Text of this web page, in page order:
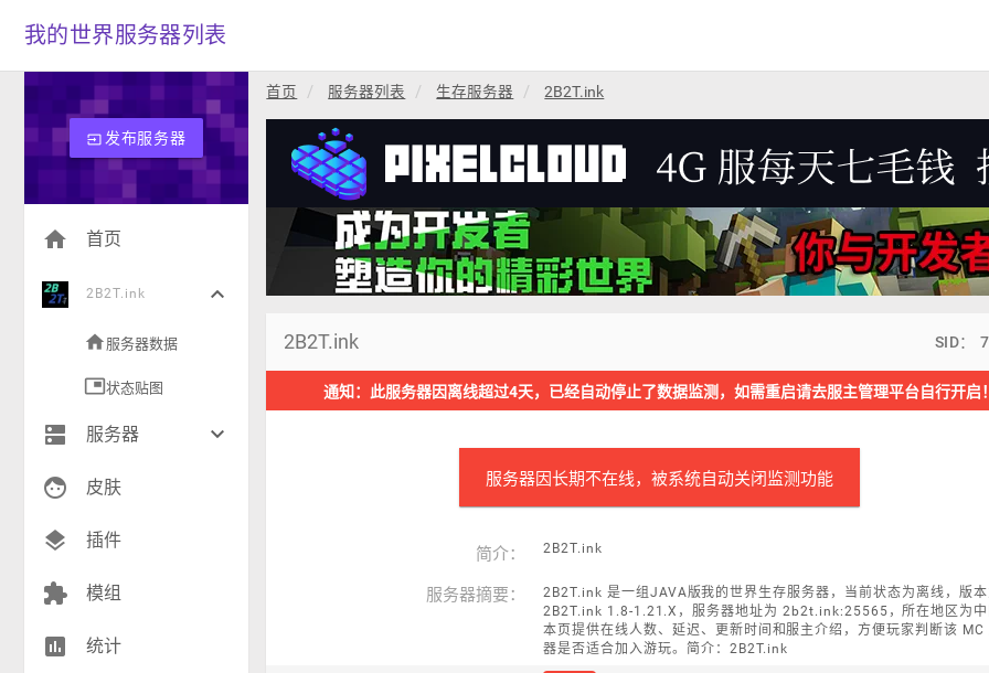
我的世界服务器列表
input发布服务器
home 首页
2B2T.ink keyboard_arrow_down
home 服务器数据
picture_in_picture状态贴图
dns 服务器 keyboard_arrow_down
生存(235)
创造(8)
RPG(193)
face 皮肤
layers 插件
extension 模组
insert_chart 统计
首页 服务器列表 生存服务器 2B2T.ink
2B2T.ink SID：
通知：此服务器因离线超过4天，已经自动停止了数据监测，如需重启请去服主管理平台自行开启！
服务器因长期不在线，被系统自动关闭监测功能
简介： 2B2T.ink
服务器摘要：
2B2T.ink 是一组JAVA版我的世界生存服务器，当前状态为离线，版本
2B2T.ink 1.8-1.21.X，服务器地址为 2b2t.ink:25565，所在地区为中
本页提供在线人数、延迟、更新时间和服主介绍，方便玩家判断该 MC
器是否适合加入游玩。简介：2B2T.ink